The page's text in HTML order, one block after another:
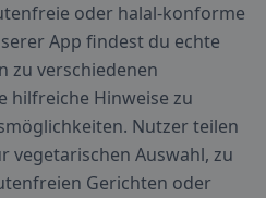
oder halal-konforme
App findest du echte
zu verschiedenen
hilfreiche Hinweise zu
Nutzer teilen
vegetarischen Auswahl, zu
Gerichten oder